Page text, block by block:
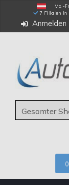
Mo.-
7 Filialen in
Anmelden
Gesamter